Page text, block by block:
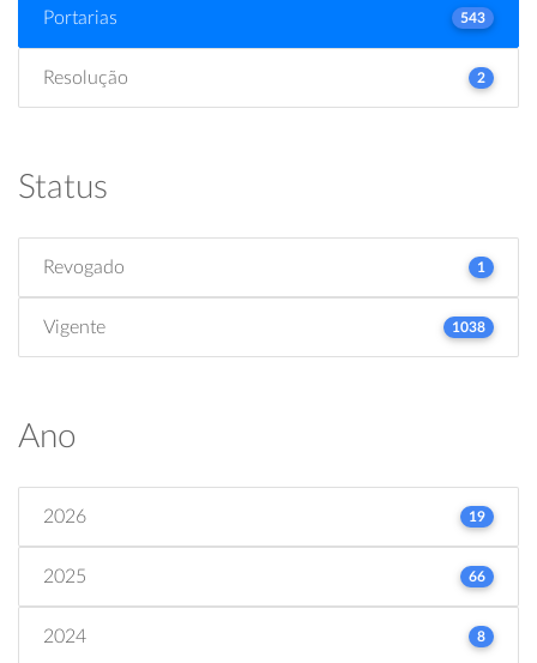
Portarias 543
Resolução 2
Status
Revogado 1
Vigente 1038
Ano
2026 19
2025 66
2024 8